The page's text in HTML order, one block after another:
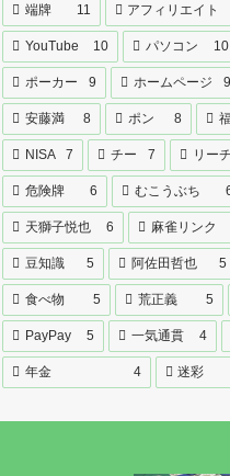
端牌 11 アフィリエイト
YouTube 10 パソコン 10
ポーカー 9 ホームページ 9
安藤満 8 ポン 8
NISA 7 チー 7 リーチ
危険牌 6 むこうぶち
天獅子悦也 6 麻雀リンク
豆知識 5 阿佐田哲也 5
食べ物 5 荒正義 5
PayPay 5 一気通貫 4
年金 4 迷彩